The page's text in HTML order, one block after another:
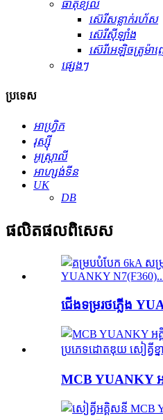
ធាតុ​ខ្យល់
ស៊េរីសន្លាក់រហ័ស
ស៊េរីស៊ីឡាំង
ស៊េរីអេឡិចត្រូម៉ា
ផ្សេងៗ
ប្រទេស
អាហ្វ្រិក
រុស្ស៊ី
អូស្ត្រាលី
អាហ្សង់ទីន
UK
DB
ផលិតផល​ពិសេស
ជើងទម្រ​រថភ្លើង
MCB YUANKY